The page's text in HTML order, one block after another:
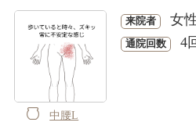
中腰L
来院者 女
通院回数 4